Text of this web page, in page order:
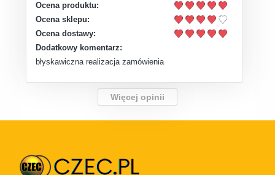
Ocena produktu:
Ocena sklepu:
Ocena dostawy:
Dodatkowy komentarz:
błyskawiczna realizacja zamówienia
Więcej opinii